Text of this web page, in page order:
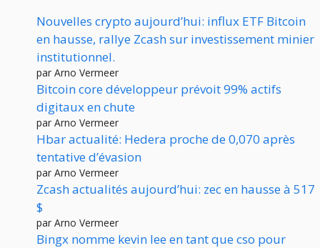
Nouvelles crypto aujourd’hui: influx ETF Bitcoin
en hausse, rallye Zcash sur investissement minier
institutionnel.
par Arno Vermeer
Bitcoin core développeur prévoit 99% actifs
digitaux en chute
par Arno Vermeer
Hbar actualité: Hedera proche de 0,070 après
tentative d’évasion
par Arno Vermeer
Zcash actualités aujourd’hui: zec en hausse à 517
$
par Arno Vermeer
Bingx nomme kevin lee en tant que cso pour